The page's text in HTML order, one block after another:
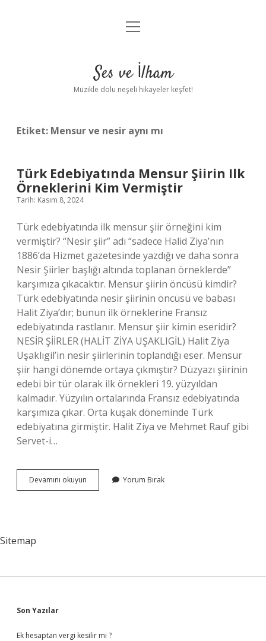
Anasayfa
Yasal Uyarı
menüyü
Ses ve İlham
Müzikle dolu neşeli hikayeler keşfet!
Etiket: Mensur ve nesir aynı mı
Türk Edebiyatında Mensur Şiirin Ilk
Örneklerini Kim Vermiştir
Tarih: Kasım 8, 2024
Türk edebiyatında ilk mensur şiir örneğini kim
vermiştir? “Nesir şiir” adı “sadece Halid Ziya’nın
1886’da Hizmet gazetesinde yazdığı ve daha sonra
Nesir Şiirler başlığı altında toplanan örneklerde”
karşımıza çıkacaktır. Mensur şiirin öncüsü kimdir?
Türk edebiyatında nesir şiirinin öncüsü ve babası
Halit Ziya’dır; bunun ilk örneklerine Fransız
edebiyatında rastlanır. Mensur şiir kimin eseridir?
NESİR ŞİİRLER (HALİT ZİYA UŞAKLIGİL) Halit Ziya
Uşaklıgil’in nesir şiirlerinin toplandığı eser. Mensur
şiir hangi dönemde ortaya çıkmıştır? Düzyazı şiirinin
edebi bir tür olarak ilk örnekleri 19. yüzyıldan
kalmadır. Yüzyılın ortalarında Fransız edebiyatında
karşımıza çıkar. Orta kuşak döneminde Türk
edebiyatına girmiştir. Halit Ziya ve Mehmet Rauf gibi
Servet-i…
Devamını okuyun
Edebiyatında
Yorum Bırak
Sitemap
Sidebar
Son Yazılar
Ek hesaptan vergi kesilir mi ?